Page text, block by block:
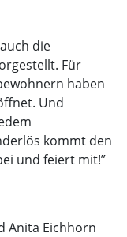
die
Für
haben
Und
kommt den
und feiert mit!”
Anita Eichhorn